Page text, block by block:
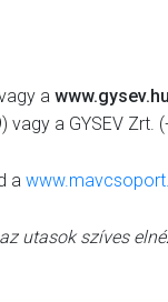
a www.gysev.hu
vagy a GYSEV Zrt.
a
utasok szíves